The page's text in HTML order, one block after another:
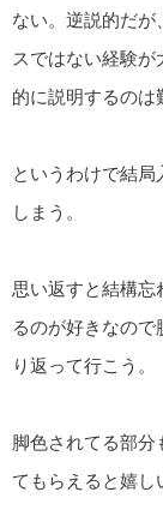
ない。逆説的だが
スではない経験
的に説明するのは
というわけで結局
しまう。
思い返すと結構忘
るのが好きなの
り返って行こう。
脚色されてる部分
てもらえると嬉し